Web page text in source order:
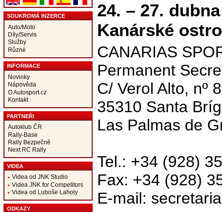
SOUKROMÁ INZERCE
Auto/Moto
Díly/Servis
Služby
Různé
INFORMACE
Novinky
Nápověda
O Autosport.cz
Kontakt
PARTNEŘI
Autoklub ČR
Rally-Base
Rally Bezpečně
Next RC Rally
VIDEA
Videa od JNK Studio
Videa JNK for Competitors
Videa od Luboše Laholy
ODKAZY
24. – 27.
Kanárské
CANARIAS
Permanent
C/ Verol Alto, nº 8
35310 Santa
Las Palmas de
Tel.: +34 (928)
Fax: +34 (928)
E-mail: